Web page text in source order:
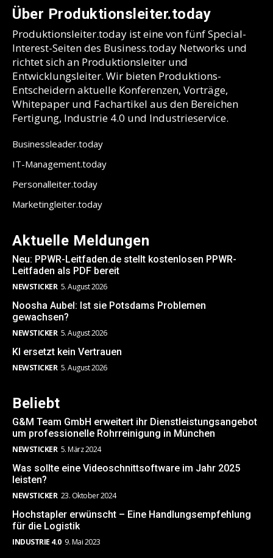
Über Produktionsleiter.today
Produktionsleiter.today ist eine von fünf Special-
Interest-Seiten des Business.today Networks und
richtet sich an Produktionsleiter und
Entwicklungsleiter. Wir bieten Produktions-
Entscheidern aktuelle Konferenzen, Vorträge,
Whitepaper und Fachartikel aus den Bereichen
Fertigung, Industrie 4.0 und Industrieservice.
Businessleader.today
IT-Management.today
Personalleiter.today
Marketingleiter.today
Aktuelle Meldungen
Neu: PPWR-Leitfaden.de stellt kostenlosen PPWR-
Leitfaden als PDF bereit
NEWSTICKER 5. August 2026
Noosha Aubel: Ist sie Potsdams Problemen
gewachsen?
NEWSTICKER 5. August 2026
KI ersetzt kein Vertrauen
NEWSTICKER 5. August 2026
Beliebt
G&M Team GmbH erweitert ihr Dienstleistungsangebot
um professionelle Rohrreinigung in München
NEWSTICKER 5. März 2024
Was sollte eine Videoschnittsoftware im Jahr 2025
leisten?
NEWSTICKER 23. Oktober 2024
Hochstapler erwünscht – Eine Handlungsempfehlung
für die Logistik
INDUSTRIE 4.0 9. Mai 2023